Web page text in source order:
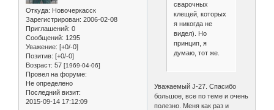
Откуда: Новочеркасск
Зарегистрирован: 2006-02-08
Приглашений: 0
Сообщений: 1295
Уважение: [+0/-0]
Позитив: [+0/-0]
Возраст: 57 [1969-04-06]
Провел на форуме:
Не определено
Последний визит:
2015-09-14 17:12:09
сварочных
клещей, которых
я никогда не
видел). Но
принцип, я
думаю, тот же.
Уважаемый J-27. Спасибо
большое, все по теме и очень
полезно. Меня как раз и